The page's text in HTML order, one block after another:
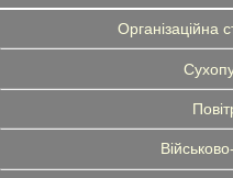
Організаційна